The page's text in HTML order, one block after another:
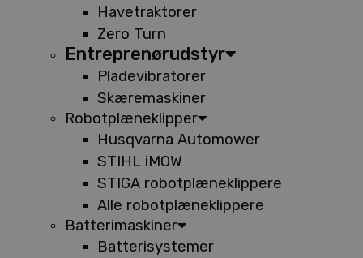
Havetraktorer
Zero Turn
Entreprenørudstyr
Pladevibratorer
Skæremaskiner
Robotplæneklipper
Husqvarna Automower
STIHL iMOW
STIGA robotplæneklippere
Alle robotplæneklippere
Batterimaskiner
Batterisystemer